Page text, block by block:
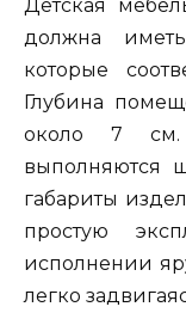
Детская
должна
которые
Глубина
около 7 см.
выполняются
габариты
простую
исполнении
легко